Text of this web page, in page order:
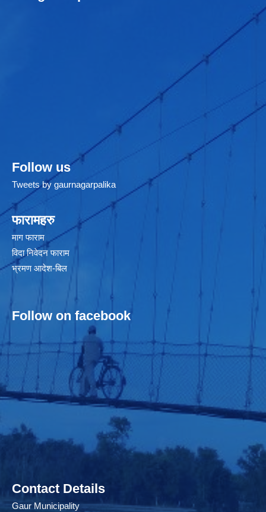
Follow us
Tweets by gaurnagarpalika
फारामहरु
माग फाराम
विदा निवेदन फाराम
भ्रमण आदेश-बिल
Follow on facebook
Contact Details
Gaur Municipality